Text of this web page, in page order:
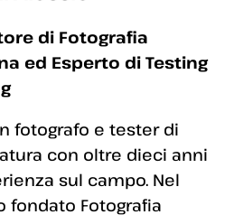
di Fotografia
ed Esperto di Testing
fotografo e tester di
con oltre dieci anni
sul campo. Nel
fondato Fotografia